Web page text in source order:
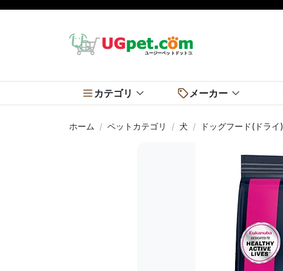
カテゴリ メーカー
ホーム ペットカテゴリ 犬 ドッグフード(ドライ)